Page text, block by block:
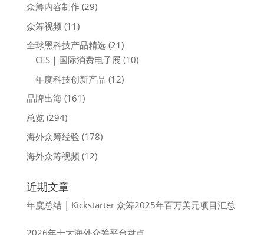
众筹内容制作(29)
众筹视频 (11)
全球黑科技产品精选(21)
CES｜国际消费电子展 (10)
年度科技创新产品 (12)
品牌出海(161)
总览(294)
海外众筹经验 (178)
海外众筹视频 (12)
近期文章
年度总结 | Kickstarter 众筹2025年百万美元项目汇总